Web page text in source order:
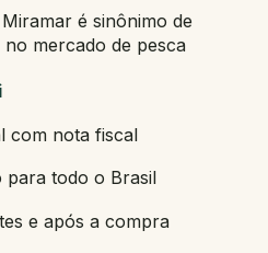
Miramar é sinônimo de
mercado de pesca
com nota fiscal
para todo o Brasil
e após a compra